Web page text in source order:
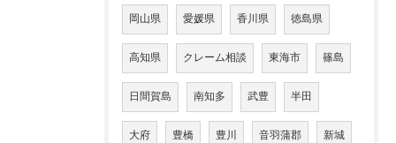
岡山県 愛媛県 香川県 徳島県
高知県 クレーム相談 東海市 篠島
日間賀島 南知多 武豊 半田
大府 豊橋 豊川 音羽蒲郡 新城